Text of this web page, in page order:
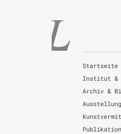
Startseite
Institut &
Archiv &